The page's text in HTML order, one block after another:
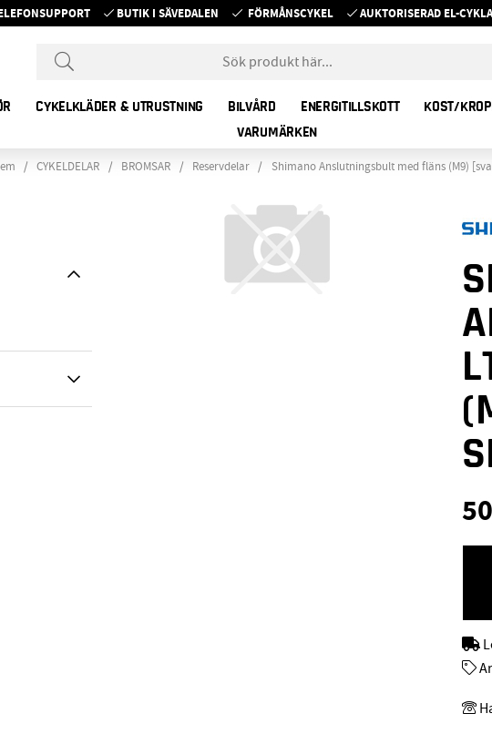
BUTIK I SÄVEDALEN FÖRMÅNSCYKEL AUKTORISERAD EL-
CYKELKLÄDER & UTRUSTNING BILVÅRD ENERGITILLSKOTT KOST/
VARUMÄRKEN
CYKELDELAR BROMSAR Reservdelar Shimano Anslutningsbult med fläns (M9)
50